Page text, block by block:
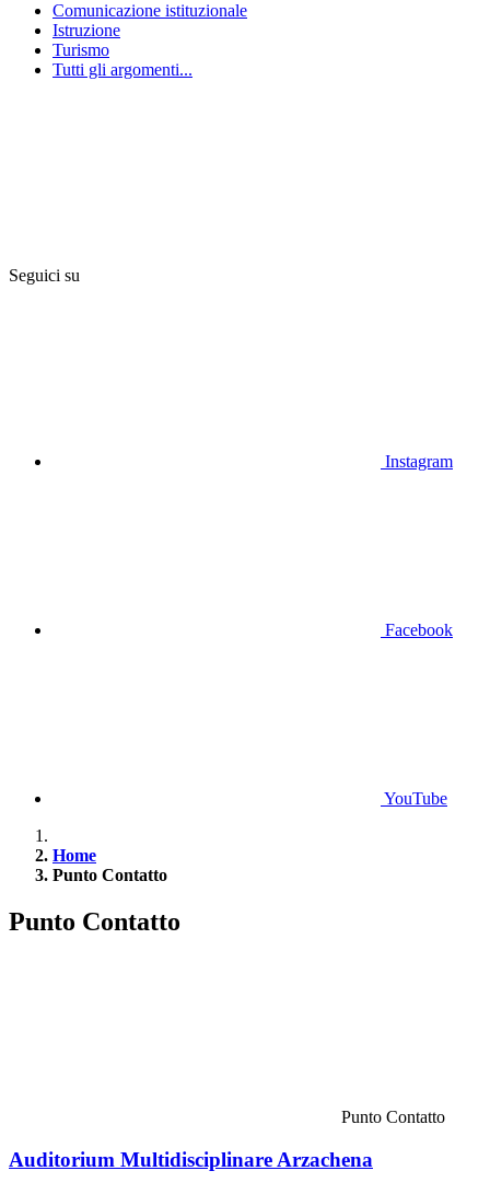
Comunicazione istituzionale
Istruzione
Turismo
Tutti gli argomenti...
Seguici su
Instagram
Facebook
YouTube
Home
Punto Contatto
Punto Contatto
Punto Contatto
Auditorium Multidisciplinare Arzachena